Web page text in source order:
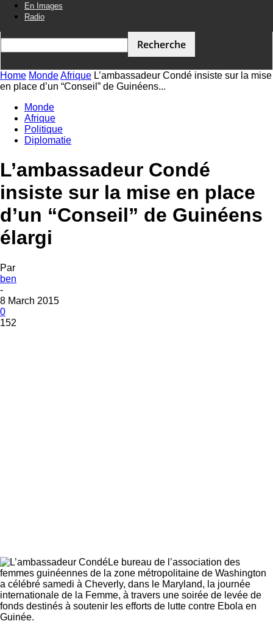
En Images
Radio
Home MondeAfrique L’ambassadeur Condé insiste sur la mise
en place d’un “Conseil” de Guinéens...
Monde
Afrique
Politique
Diplomatie
L’ambassadeur Condé
insiste sur la mise en place
d’un “Conseil” de Guinéens
élargi
Par
ben
-
8 March 2015
0
152
Le bureau de l’association des
femmes guinéennes de la zone métropolitaine de Washington
a célébré samedi à Cheverly, dans le Maryland, la journée
internationale de la Femme, à travers une soirée de levée de
fonds destinés à soutenir les efforts de lutte contre Ebola en
Guinée.